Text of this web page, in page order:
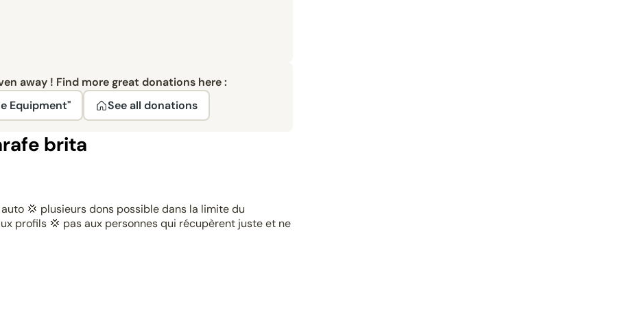
away ! Find more great donations here :
Equipment"
See all donations
brita
💢 plusieurs dons possible dans la limite du
profils 💢 pas aux personnes qui récupèrent juste et ne